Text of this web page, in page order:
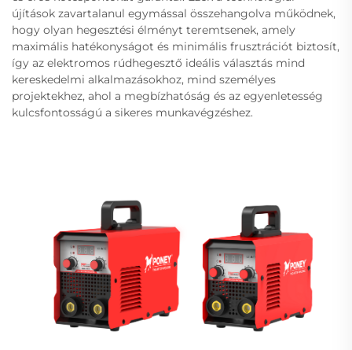
újítások zavartalanul egymással összehangolva működnek,
hogy olyan hegesztési élményt teremtsenek, amely
maximális hatékonyságot és minimális frusztrációt biztosít,
így az elektromos rúdhegesztő ideális választás mind
kereskedelmi alkalmazásokhoz, mind személyes
projektekhez, ahol a megbízhatóság és az egyenletesség
kulcsfontosságú a sikeres munkavégzéshez.